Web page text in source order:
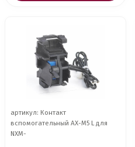
артикул: Контакт
вспомогательный AX-M5 L для
NXM-